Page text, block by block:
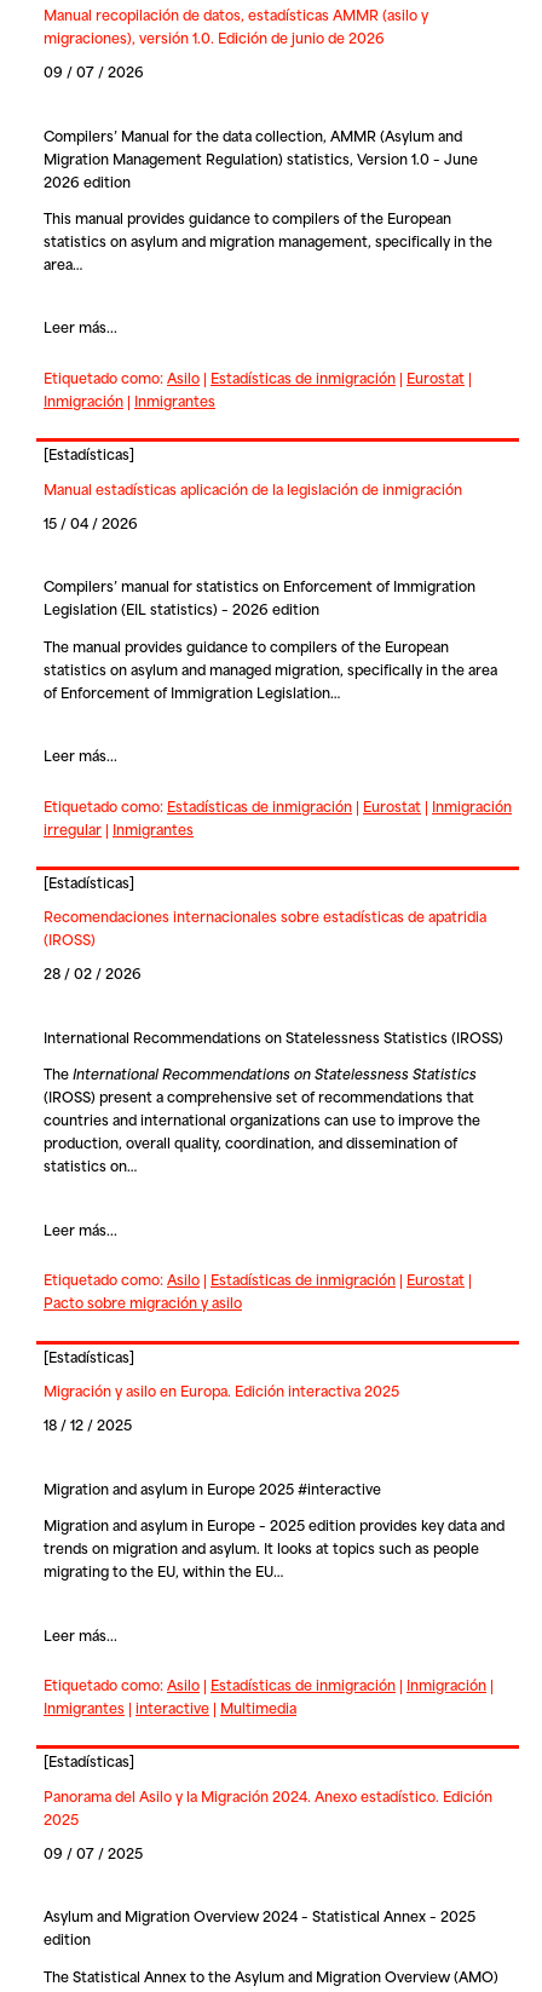
Manual recopilación de datos, estadísticas AMMR (asilo y
migraciones), versión 1.0. Edición de junio de 2026
09 / 07 / 2026
Compilers’ Manual for the data collection, AMMR (Asylum and
Migration Management Regulation) statistics, Version 1.0 – June
2026 edition
This manual provides guidance to compilers of the European
statistics on asylum and migration management, specifically in the
area…
Leer más...
Etiquetado como:Asilo| Estadísticas de inmigración| Eurostat|
Inmigración| Inmigrantes
[Estadísticas]
Manual estadísticas aplicación de la legislación de inmigración
15 / 04 / 2026
Compilers’ manual for statistics on Enforcement of Immigration
Legislation (EIL statistics) – 2026 edition
The manual provides guidance to compilers of the European
statistics on asylum and managed migration, specifically in the area
of Enforcement of Immigration Legislation…
Leer más...
Etiquetado como: Estadísticas de inmigración| Eurostat| Inmigración
irregular| Inmigrantes
[Estadísticas]
Recomendaciones internacionales sobre estadísticas de apatridia
(IROSS)
28 / 02 / 2026
International Recommendations on Statelessness Statistics (IROSS)
TheInternational Recommendations on Statelessness Statistics
(IROSS) present a comprehensive set of recommendations that
countries and international organizations can use to improve the
production, overall quality, coordination, and dissemination of
statistics on…
Leer más...
Etiquetado como:Asilo| Estadísticas de inmigración| Eurostat|
Pacto sobre migración y asilo
[Estadísticas]
Migración y asilo en Europa. Edición interactiva 2025
18 / 12 / 2025
Migration and asylum in Europe 2025 #interactive
Migration and asylum in Europe – 2025 edition provides key data and
trends on migration and asylum. It looks at topics such as people
migrating to the EU, within the EU…
Leer más...
Etiquetado como:Asilo| Estadísticas de inmigración| Inmigración|
Inmigrantes| interactive| Multimedia
[Estadísticas]
Panorama del Asilo y la Migración 2024. Anexo estadístico. Edición
2025
09 / 07 / 2025
Asylum and Migration Overview 2024 – Statistical Annex – 2025
edition
The Statistical Annex to the Asylum and Migration Overview (AMO)